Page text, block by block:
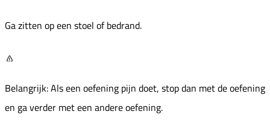
Ga zitten op een stoel of bedrand.
Belangrijk: Als een oefening pijn doet, stop dan met de oefening
en ga verder met een andere oefening.